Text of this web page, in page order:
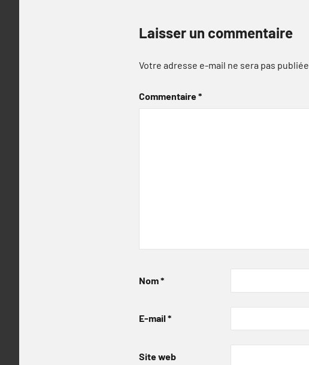
Laisser un commentaire
Votre adresse e-mail ne sera pas publiée.
Commentaire*
Nom*
E-mail *
Site web